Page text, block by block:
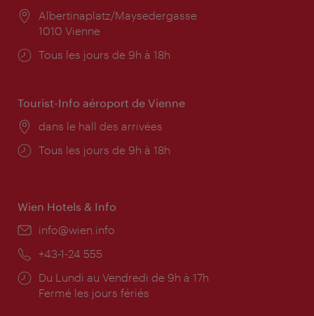
Lieu:
Albertinaplatz/Maysedergasse
1010 Vienne
Horaires
Tous les jours de 9h à 18h
Tourist-Info aéroport de Vienne
Lieu:
dans le hall des arrivées
Horaires
Tous les jours de 9h à 18h
Wien Hotels & Info
E-
info@wien.info
Téléphone:
+43-1-24 555
Horaires
d'ouverture:
Du Lundi au Vendredi de 9h à 17h
Fermé les jours fériés